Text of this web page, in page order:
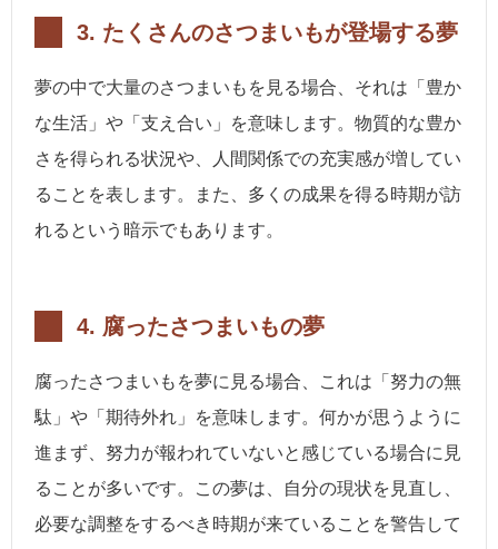
3. たくさんのさつまいもが登場する夢
夢の中で大量のさつまいもを見る場合、それは「豊か
な生活」や「支え合い」を意味します。物質的な豊か
さを得られる状況や、人間関係での充実感が増してい
ることを表します。また、多くの成果を得る時期が訪
れるという暗示でもあります。
4. 腐ったさつまいもの夢
腐ったさつまいもを夢に見る場合、これは「努力の無
駄」や「期待外れ」を意味します。何かが思うように
進まず、努力が報われていないと感じている場合に見
ることが多いです。この夢は、自分の現状を見直し、
必要な調整をするべき時期が来ていることを警告して